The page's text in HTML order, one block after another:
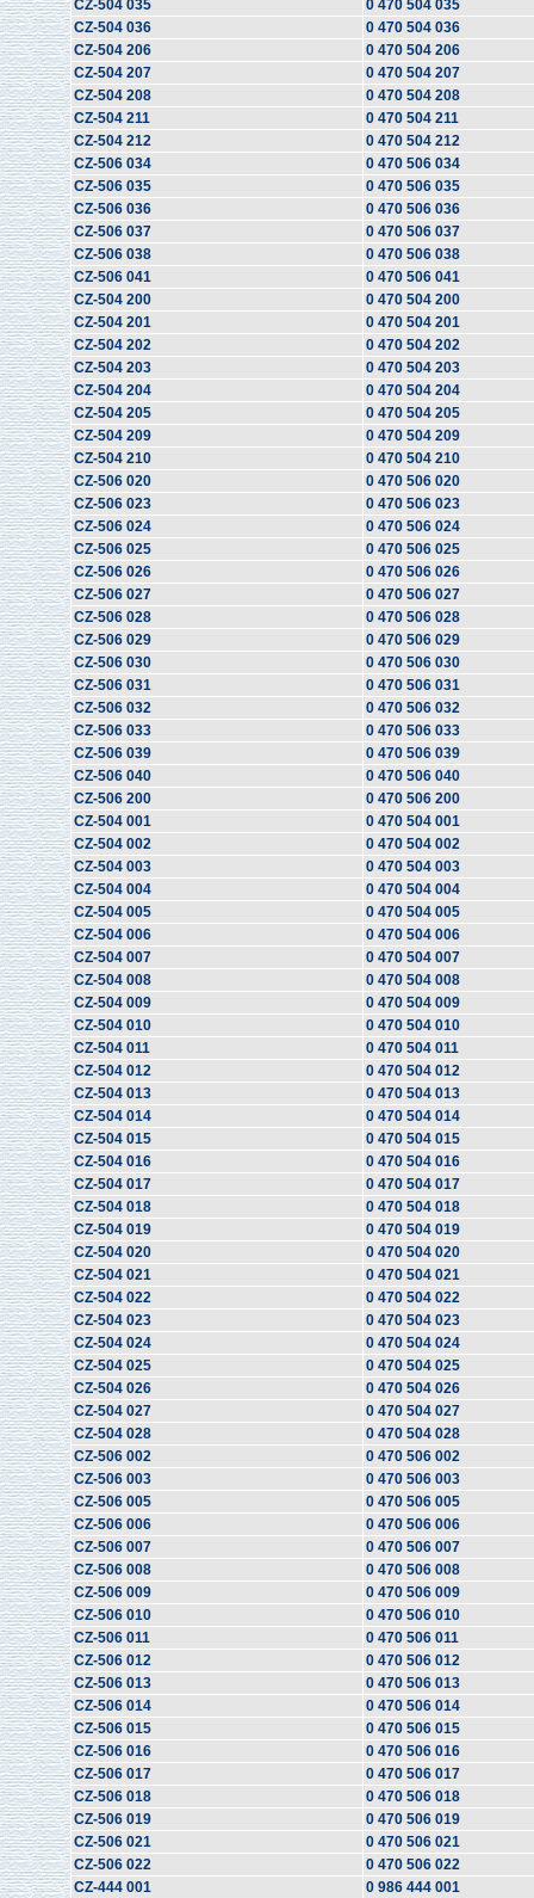
CZ-504 035
0 470 504 035
CZ-504 036
0 470 504 036
CZ-504 206
0 470 504 206
CZ-504 207
0 470 504 207
CZ-504 208
0 470 504 208
CZ-504 211
0 470 504 211
CZ-504 212
0 470 504 212
CZ-506 034
0 470 506 034
CZ-506 035
0 470 506 035
CZ-506 036
0 470 506 036
CZ-506 037
0 470 506 037
CZ-506 038
0 470 506 038
CZ-506 041
0 470 506 041
CZ-504 200
0 470 504 200
CZ-504 201
0 470 504 201
CZ-504 202
0 470 504 202
CZ-504 203
0 470 504 203
CZ-504 204
0 470 504 204
CZ-504 205
0 470 504 205
CZ-504 209
0 470 504 209
CZ-504 210
0 470 504 210
CZ-506 020
0 470 506 020
CZ-506 023
0 470 506 023
CZ-506 024
0 470 506 024
CZ-506 025
0 470 506 025
CZ-506 026
0 470 506 026
CZ-506 027
0 470 506 027
CZ-506 028
0 470 506 028
CZ-506 029
0 470 506 029
CZ-506 030
0 470 506 030
CZ-506 031
0 470 506 031
CZ-506 032
0 470 506 032
CZ-506 033
0 470 506 033
CZ-506 039
0 470 506 039
CZ-506 040
0 470 506 040
CZ-506 200
0 470 506 200
CZ-504 001
0 470 504 001
CZ-504 002
0 470 504 002
CZ-504 003
0 470 504 003
CZ-504 004
0 470 504 004
CZ-504 005
0 470 504 005
CZ-504 006
0 470 504 006
CZ-504 007
0 470 504 007
CZ-504 008
0 470 504 008
CZ-504 009
0 470 504 009
CZ-504 010
0 470 504 010
CZ-504 011
0 470 504 011
CZ-504 012
0 470 504 012
CZ-504 013
0 470 504 013
CZ-504 014
0 470 504 014
CZ-504 015
0 470 504 015
CZ-504 016
0 470 504 016
CZ-504 017
0 470 504 017
CZ-504 018
0 470 504 018
CZ-504 019
0 470 504 019
CZ-504 020
0 470 504 020
CZ-504 021
0 470 504 021
CZ-504 022
0 470 504 022
CZ-504 023
0 470 504 023
CZ-504 024
0 470 504 024
CZ-504 025
0 470 504 025
CZ-504 026
0 470 504 026
CZ-504 027
0 470 504 027
CZ-504 028
0 470 504 028
CZ-506 002
0 470 506 002
CZ-506 003
0 470 506 003
CZ-506 005
0 470 506 005
CZ-506 006
0 470 506 006
CZ-506 007
0 470 506 007
CZ-506 008
0 470 506 008
CZ-506 009
0 470 506 009
CZ-506 010
0 470 506 010
CZ-506 011
0 470 506 011
CZ-506 012
0 470 506 012
CZ-506 013
0 470 506 013
CZ-506 014
0 470 506 014
CZ-506 015
0 470 506 015
CZ-506 016
0 470 506 016
CZ-506 017
0 470 506 017
CZ-506 018
0 470 506 018
CZ-506 019
0 470 506 019
CZ-506 021
0 470 506 021
CZ-506 022
0 470 506 022
CZ-444 001
0 986 444 001